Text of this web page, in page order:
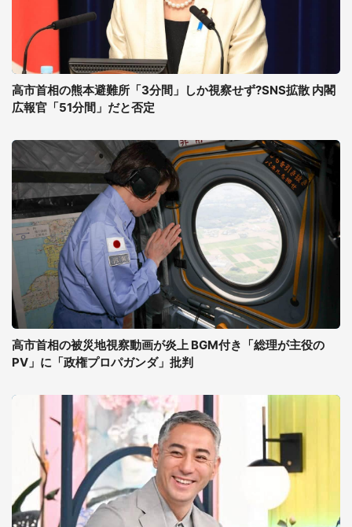
高市首相の熊本避難所「3分間」しか視察せず?SNS拡散 内閣
広報官「51分間」だと否定
高市首相の被災地視察動画が炎上 BGM付き「総理が主役の
PV」に「政権プロパガンダ」批判